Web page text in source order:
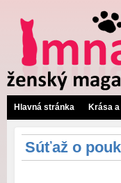
Hlavná stránka Krása
Súťaž o